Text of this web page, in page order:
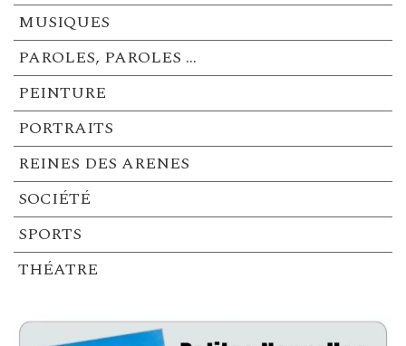
MUSIQUES
PAROLES, PAROLES …
PEINTURE
PORTRAITS
REINES DES ARENES
SOCIÉTÉ
SPORTS
THÉATRE